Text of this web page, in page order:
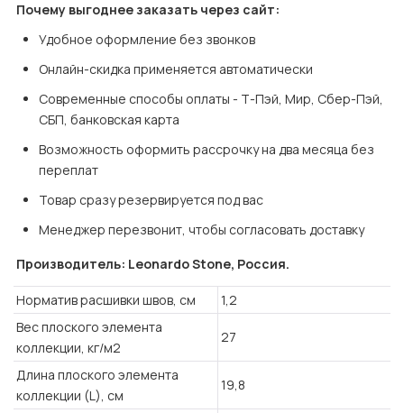
Почему выгоднее заказать через сайт:
Удобное оформление без звонков
Онлайн-скидка применяется автоматически
Современные способы оплаты - Т-Пэй, Мир, Сбер-Пэй,
СБП, банковская карта
Возможность оформить рассрочку на два месяца без
переплат
Товар сразу резервируется под вас
Менеджер перезвонит, чтобы согласовать доставку
Производитель: Leonardo Stone, Россия.
Норматив расшивки швов, см
1,2
Вес плоского элемента
коллекции, кг/м2
27
Длина плоского элемента
коллекции (L), см
19,8